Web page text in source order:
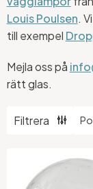
Louis Poulsen.
till exempel
Mejla oss på
rätt glas.
Filtrera